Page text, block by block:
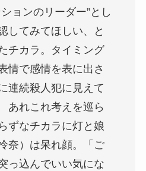
ョンのリーダー”とし
してみてほしい、と
チカラ。タイミング
情で感情を表に出さ
連続殺人犯に見えて
れこれ考えを巡ら
ずなチカラに灯と娘
奈）は呆れ顔。「ご
っ込んでいい気にな